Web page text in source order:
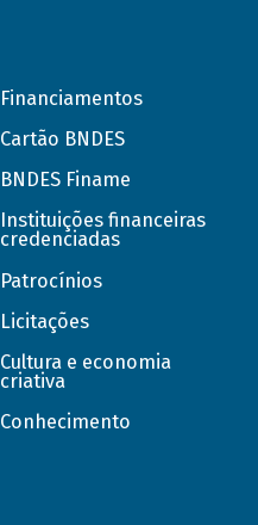
Financiamentos
Cartão BNDES
BNDES Finame
Instituições financeiras
credenciadas
Patrocínios
Licitações
Cultura e economia
criativa
Conhecimento